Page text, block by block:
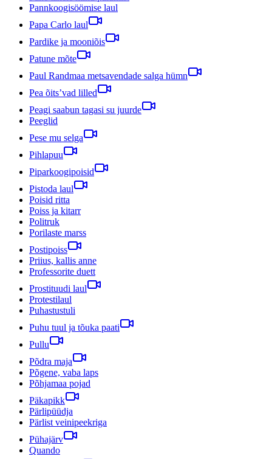
Pannkoogisöömise laul
Papa Carlo laul
Pardike ja mooniõis
Patune mõte
Paul Randmaa metsavendade salga hümn
Pea õits’vad lilled
Peagi saabun tagasi su juurde
Peeglid
Pese mu selga
Pihlapuu
Piparkoogipoisid
Pistoda laul
Poisid ritta
Poiss ja kitarr
Politruk
Porilaste marss
Postipoiss
Priius, kallis anne
Professorite duett
Prostituudi laul
Protestilaul
Puhastustuli
Puhu tuul ja tõuka paati
Pullu
Põdra maja
Põgene, vaba laps
Põhjamaa pojad
Päkapikk
Pärlipüüdja
Pärlist veinipeekriga
Pühajärv
Quando